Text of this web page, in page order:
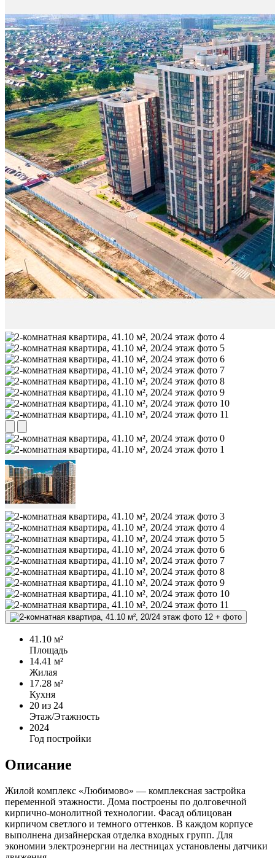
+ фото
41.10 м²
Площадь
14.41 м²
Жилая
17.28 м²
Кухня
20 из 24
Этаж/Этажность
2024
Год постройки
Описание
Жилой комплекс «Любимово» — комплексная застройка
переменной этажности. Дома построены по долговечной
кирпично-монолитной технологии. Фасад облицован
кирпичом светлого и темного оттенков. В каждом корпусе
выполнена дизайнерская отделка входных групп. Для
экономии электроэнергии на лестницах установлены датчики